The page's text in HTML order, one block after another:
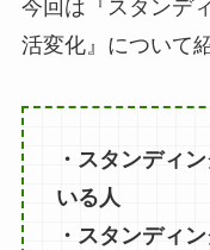
今回は『スタンデ
活変化』について
・スタンディ
いる人
・スタンディ